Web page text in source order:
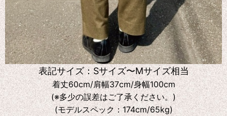
表記サイズ：Sサイズ〜Mサイズ相当
着丈60cm/肩幅37cm/身幅100cm
(※多少の誤差はご了承ください。)
(モデルスペック：174cm/65kg)